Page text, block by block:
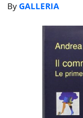
By GALLERIA